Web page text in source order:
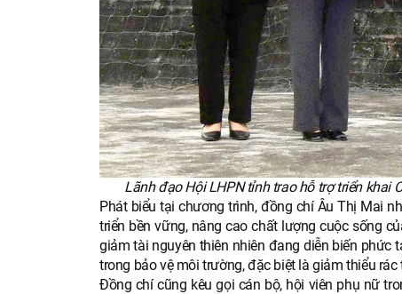
Lãnh đạo Hội LHPN tỉnh trao hỗ trợ triển khai
Phát biểu tại chương trình, đồng chí Âu Thị Mai
triển bền vững, nâng cao chất lượng cuộc sống
giảm tài nguyên thiên nhiên đang diễn biến phức
trong bảo vệ môi trường, đặc biệt là giảm thiểu rác
Đồng chí cũng kêu gọi cán bộ, hội viên phụ nữ